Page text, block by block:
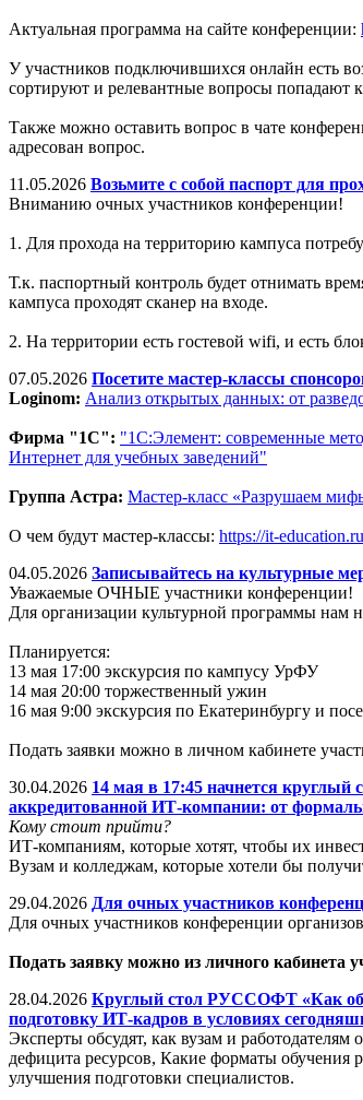
Актуальная программа на сайте конференции:
У участников подключившихся онлайн есть
сортируют и релевантные вопросы попадают
Также можно оставить вопрос в чате
адресован вопрос.
11.05.2026 Возьмите с собой паспорт для
Вниманию очных участников конференции!
1. Для прохода на территорию кампуса
Т.к. паспортный контроль будет отнимать
кампуса проходят сканер на входе.
2. На территории есть гостевой wifi, и есть
07.05.2026 Посетите мастер-классы
Loginom: Анализ открытых данных: от
Фирма "1С": "1С:Элемент: современные
Интернет для учебных заведений"
Группа Астра: Мастер-класс «Разрушаем
О чем будут мастер-классы: https://it-
04.05.2026 Записывайтесь на культурные
Уважаемые ОЧНЫЕ участники конференции!
Для организации культурной программы нам
Планируется:
13 мая 17:00 экскурсия по кампусу УрФУ
14 мая 20:00 торжественный ужин
16 мая 9:00 экскурсия по Екатеринбургу и
Подать заявки можно в личном кабинете
30.04.2026 14 мая в 17:45 начнется
аккредитованной ИТ-компании: от
Кому стоит прийти?
ИТ-компаниям, которые хотят, чтобы их
Вузам и колледжам, которые хотели бы
29.04.2026 Для очных участников
Для очных участников конференции
Подать заявку можно из личного кабинета
28.04.2026 Круглый стол РУССОФТ «Как
подготовку ИТ-кадров в условиях
Эксперты обсудят, как вузам и
дефицита ресурсов, Какие форматы
улучшения подготовки специалистов.